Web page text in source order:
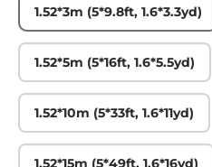
1.52*3m (5*9.8ft, 1.6*3.3yd)
1.52*5m (5*16ft, 1.6*5.5yd)
1.52*10m (5*33ft, 1.6*11yd)
1.52*15m (5*49ft, 1.6*16yd)